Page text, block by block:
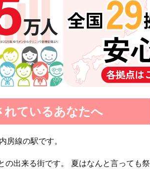
れているあなたへ
房線の駅です。
の出来る街です。 夏はなんと言っても祭